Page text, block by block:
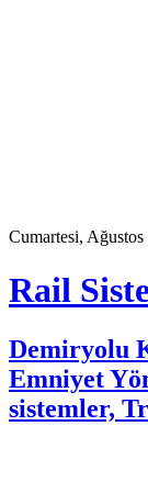
Cumartesi,
Rail
Demiryolu
Emniyet
sistemler,